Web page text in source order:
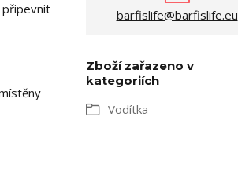
připevnit
barfislife@barfislife.eu
Zboží zařazeno v
kategoriích
Vodítka